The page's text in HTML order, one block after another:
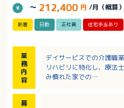
～ 212,400 円 /月（概算）
新着 日勤 正社員 住宅手当あり
業
務
内
容
デイサービスでの介護職
リハビリに特化し、療法
み慣れた家での
募